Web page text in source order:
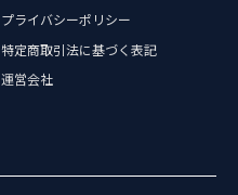
プライバシーポリシー
特定商取引法に基づく表記
運営会社